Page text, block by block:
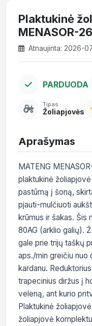
Plaktukinė
MENASOR-
Atnaujinta: 2026-
PARDUODA
Tipas
Žoliapjovės
Aprašymas
MATENG
plaktukinė
pastūmą į šoną,
pjauti-mulčiuoti
krūmus ir šakas. Šis
80AG (arklio galių).
gale prie trijų taškų
aps./min greičiu nuo
kardanu.
trapecinius diržus į
veleną, ant kurio
Plaktukinė
žoliapjovė